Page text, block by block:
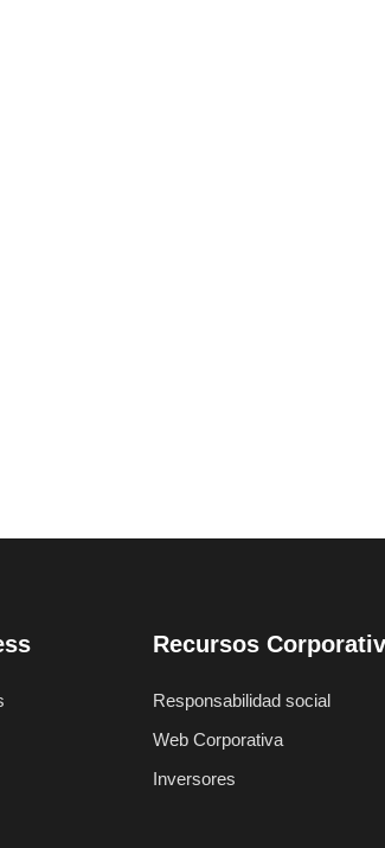
Recursos
Responsabilidad social
Web Corporativa
Inversores